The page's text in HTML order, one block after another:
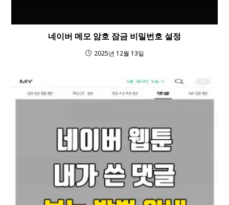
네이버 메모 암호 잠금 비밀번호 설정
2025년 12월 13일